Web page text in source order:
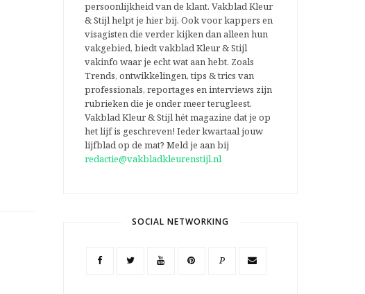
persoonlijkheid van de klant. Vakblad Kleur
& Stijl helpt je hier bij. Ook voor kappers en
visagisten die verder kijken dan alleen hun
vakgebied, biedt vakblad Kleur & Stijl
vakinfo waar je echt wat aan hebt. Zoals
Trends, ontwikkelingen, tips & trics van
professionals, reportages en interviews zijn
rubrieken die je onder meer terugleest.
Vakblad Kleur & Stijl hét magazine dat je op
het lijf is geschreven! Ieder kwartaal jouw
lijfblad op de mat? Meld je aan bij
redactie@vakbladkleurenstijl.nl
SOCIAL NETWORKING
P